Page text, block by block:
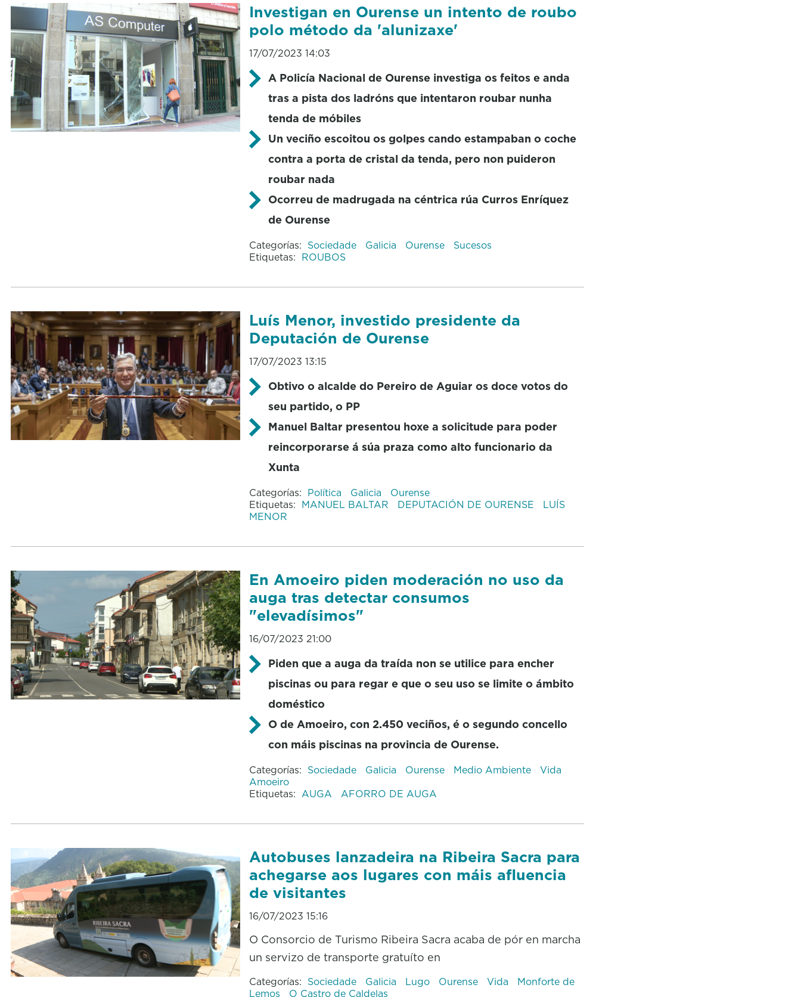
Investigan en Ourense un intento de roubo
polo método da 'alunizaxe'
17/07/2023 14:03
A Policía Nacional de Ourense investiga os feitos e anda
tras a pista dos ladróns que intentaron roubar nunha
tenda de móbiles
Un veciño escoitou os golpes cando estampaban o coche
contra a porta de cristal da tenda, pero non puideron
roubar nada
Ocorreu de madrugada na céntrica rúa Curros Enríquez
de Ourense
Categorías: Sociedade Galicia Ourense
Sucesos
Etiquetas: ROUBOS
Luís Menor, investido presidente da
Deputación de Ourense
17/07/2023 13:15
Obtivo o alcalde do Pereiro de Aguiar os doce votos do
seu partido, o PP
Manuel Baltar presentou hoxe a solicitude para poder
reincorporarse á súa praza como alto funcionario da
Xunta
Categorías: Política Galicia
Ourense
Etiquetas: MANUEL BALTAR DEPUTACIÓN DE OURENSE
LUÍS
MENOR
En Amoeiro piden moderación no uso da
auga tras detectar consumos
"elevadísimos"
16/07/2023 21:00
Piden que a auga da traída non se utilice para encher
piscinas ou para regar e que o seu uso se limite o ámbito
doméstico
O de Amoeiro, con 2.450 veciños, é o segundo concello
con máis piscinas na provincia de Ourense.
Categorías: Sociedade Galicia Ourense Medio Ambiente
Vida
Amoeiro
Etiquetas: AUGA AFORRO DE AUGA
Autobuses lanzadeira na Ribeira Sacra para
achegarse aos lugares con máis afluencia
de visitantes
16/07/2023 15:16
O Consorcio de Turismo Ribeira Sacra acaba de pór en marcha
un servizo de transporte gratuíto en
Categorías: Sociedade Galicia Lugo Ourense Vida
Monforte de
Lemos
O Castro de Caldelas